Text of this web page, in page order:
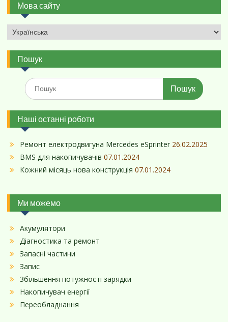
Мова сайту
Пошук
Шукати:
Наші останні роботи
Ремонт електродвигуна Mercedes eSprinter 26.02.2025
BMS для накопичувачів 07.01.2024
Кожний місяць нова конструкція 07.01.2024
Ми можемо
Акумулятори
Діагностика та ремонт
Запасні частини
Запис
Збільшення потужності зарядки
Накопичувач енергії
Переобладнання